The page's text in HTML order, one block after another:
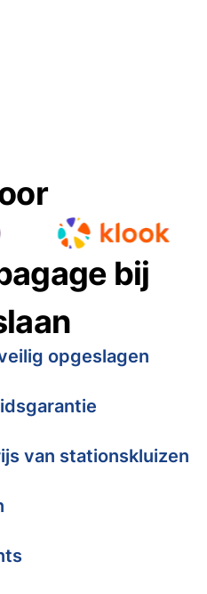
bij
opgeslagen
van stationskluizen